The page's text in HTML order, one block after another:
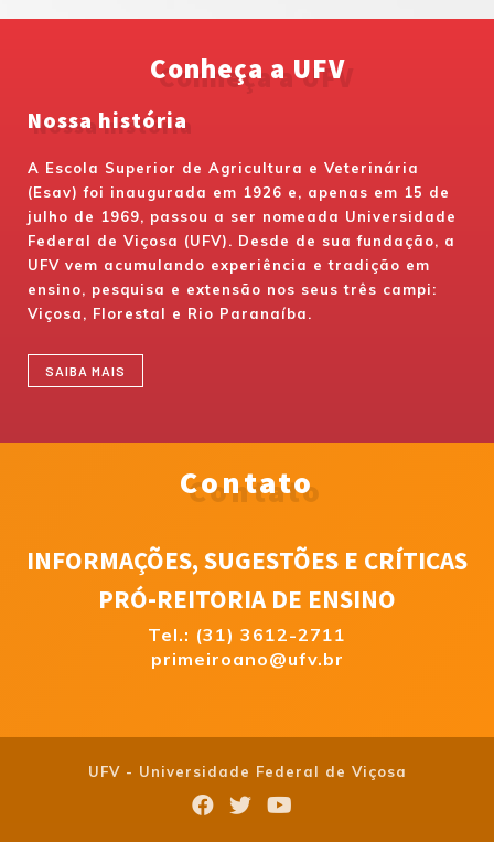
Conheça a UFV
Nossa história
A Escola Superior de Agricultura e Veterinária
(Esav) foi inaugurada em 1926 e, apenas em 15 de
julho de 1969, passou a ser nomeada Universidade
Federal de Viçosa (UFV). Desde de sua fundação, a
UFV vem acumulando experiência e tradição em
ensino, pesquisa e extensão nos seus três campi:
Viçosa, Florestal e Rio Paranaíba.
SAIBA MAIS
Contato
INFORMAÇÕES, SUGESTÕES E CRÍTICAS
PRÓ-REITORIA DE ENSINO
Tel.: (31) 3612-2711
primeiroano@ufv.br
UFV - Universidade Federal de Viçosa